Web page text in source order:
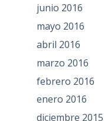
junio 2016
mayo 2016
abril 2016
marzo 2016
febrero 2016
enero 2016
diciembre 2015